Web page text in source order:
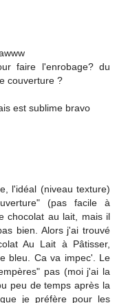
faire l'enrobage? du
couverture ?
est sublime bravo
l'idéal (niveau texture)
(pas facile à
chocolat au lait, mais il
bien. Alors j'ai trouvé
Au Lait à Pâtisser,
bleu. Ca va impec'. Le
pas (moi j'ai la
peu de temps après la
je préfère pour les